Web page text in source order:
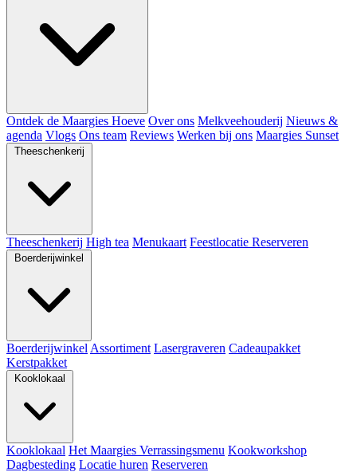
Ontdek de Maargies Hoeve Over ons Melkveehouderij Nieuws &
agenda Vlogs Ons team Reviews Werken bij ons Maargies Sunset
Theeschenkerij
Theeschenkerij High tea Menukaart Feestlocatie Reserveren
Boerderijwinkel
Boerderijwinkel Assortiment Lasergraveren Cadeaupakket
Kerstpakket
Kooklokaal
Kooklokaal Het Maargies Verrassingsmenu Kookworkshop
Dagbesteding Locatie huren Reserveren